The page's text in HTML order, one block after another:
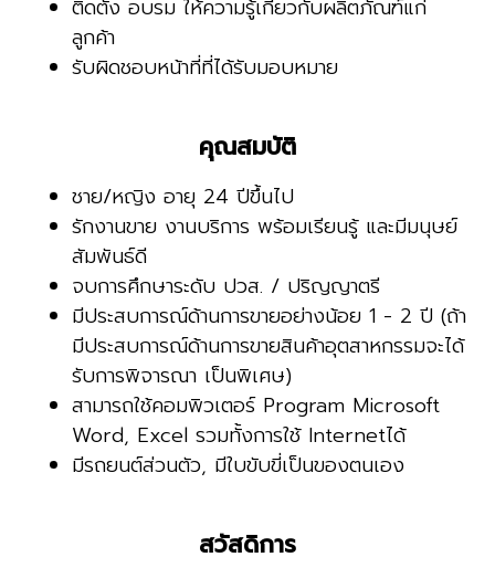
ติดตั้ง อบรม ให้ความรู้เกี่ยวกับผลิตภัณฑ์แก่
ลูกค้า
รับผิดชอบหน้าที่ที่ได้รับมอบหมาย
คุณสมบัติ
ชาย/หญิง อายุ 24 ปีขึ้นไป
รักงานขาย งานบริการ พร้อมเรียนรู้ และมีมนุษย์
สัมพันธ์ดี
จบการศึกษาระดับ ปวส. / ปริญญาตรี
มีประสบการณ์ด้านการขายอย่างน้อย 1 - 2 ปี (ถ้า
มีประสบการณ์ด้านการขายสินค้าอุตสาหกรรมจะได้
รับการพิจารณา เป็นพิเศษ)
สามารถใช้คอมพิวเตอร์ Program Microsoft
Word, Excel รวมทั้งการใช้ Internetได้
มีรถยนต์ส่วนตัว, มีใบขับขี่เป็นของตนเอง
สวัสดิการ